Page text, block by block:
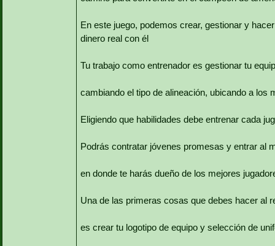
En este juego, podemos crear, gestionar y
dinero real con él
Tu trabajo como entrenador es gestionar tu
cambiando el tipo de alineación, ubicando a los
Eligiendo que habilidades debe entrenar cada
Podrás contratar jóvenes promesas y entrar al
en donde te harás dueño de los mejores
Una de las primeras cosas que debes hacer al
es crear tu logotipo de equipo y selección de